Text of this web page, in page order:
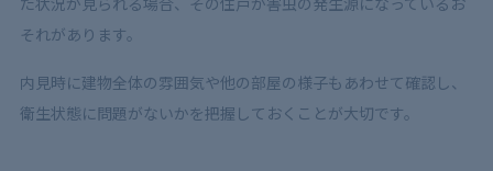
それがあります。
内見時に建物全体の雰囲気や他の部屋の様子もあわせて確認し、
衛生状態に問題がないかを把握しておくことが大切です。